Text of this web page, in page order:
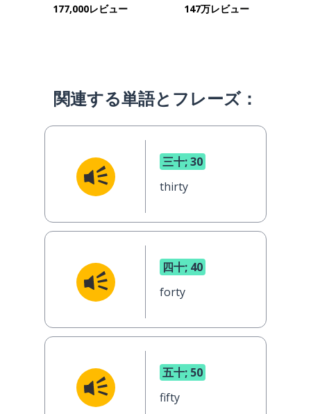
177,000レビュー 147万レビュー
関連する単語とフレーズ：
三十; 30
thirty
四十; 40
forty
五十; 50
fifty